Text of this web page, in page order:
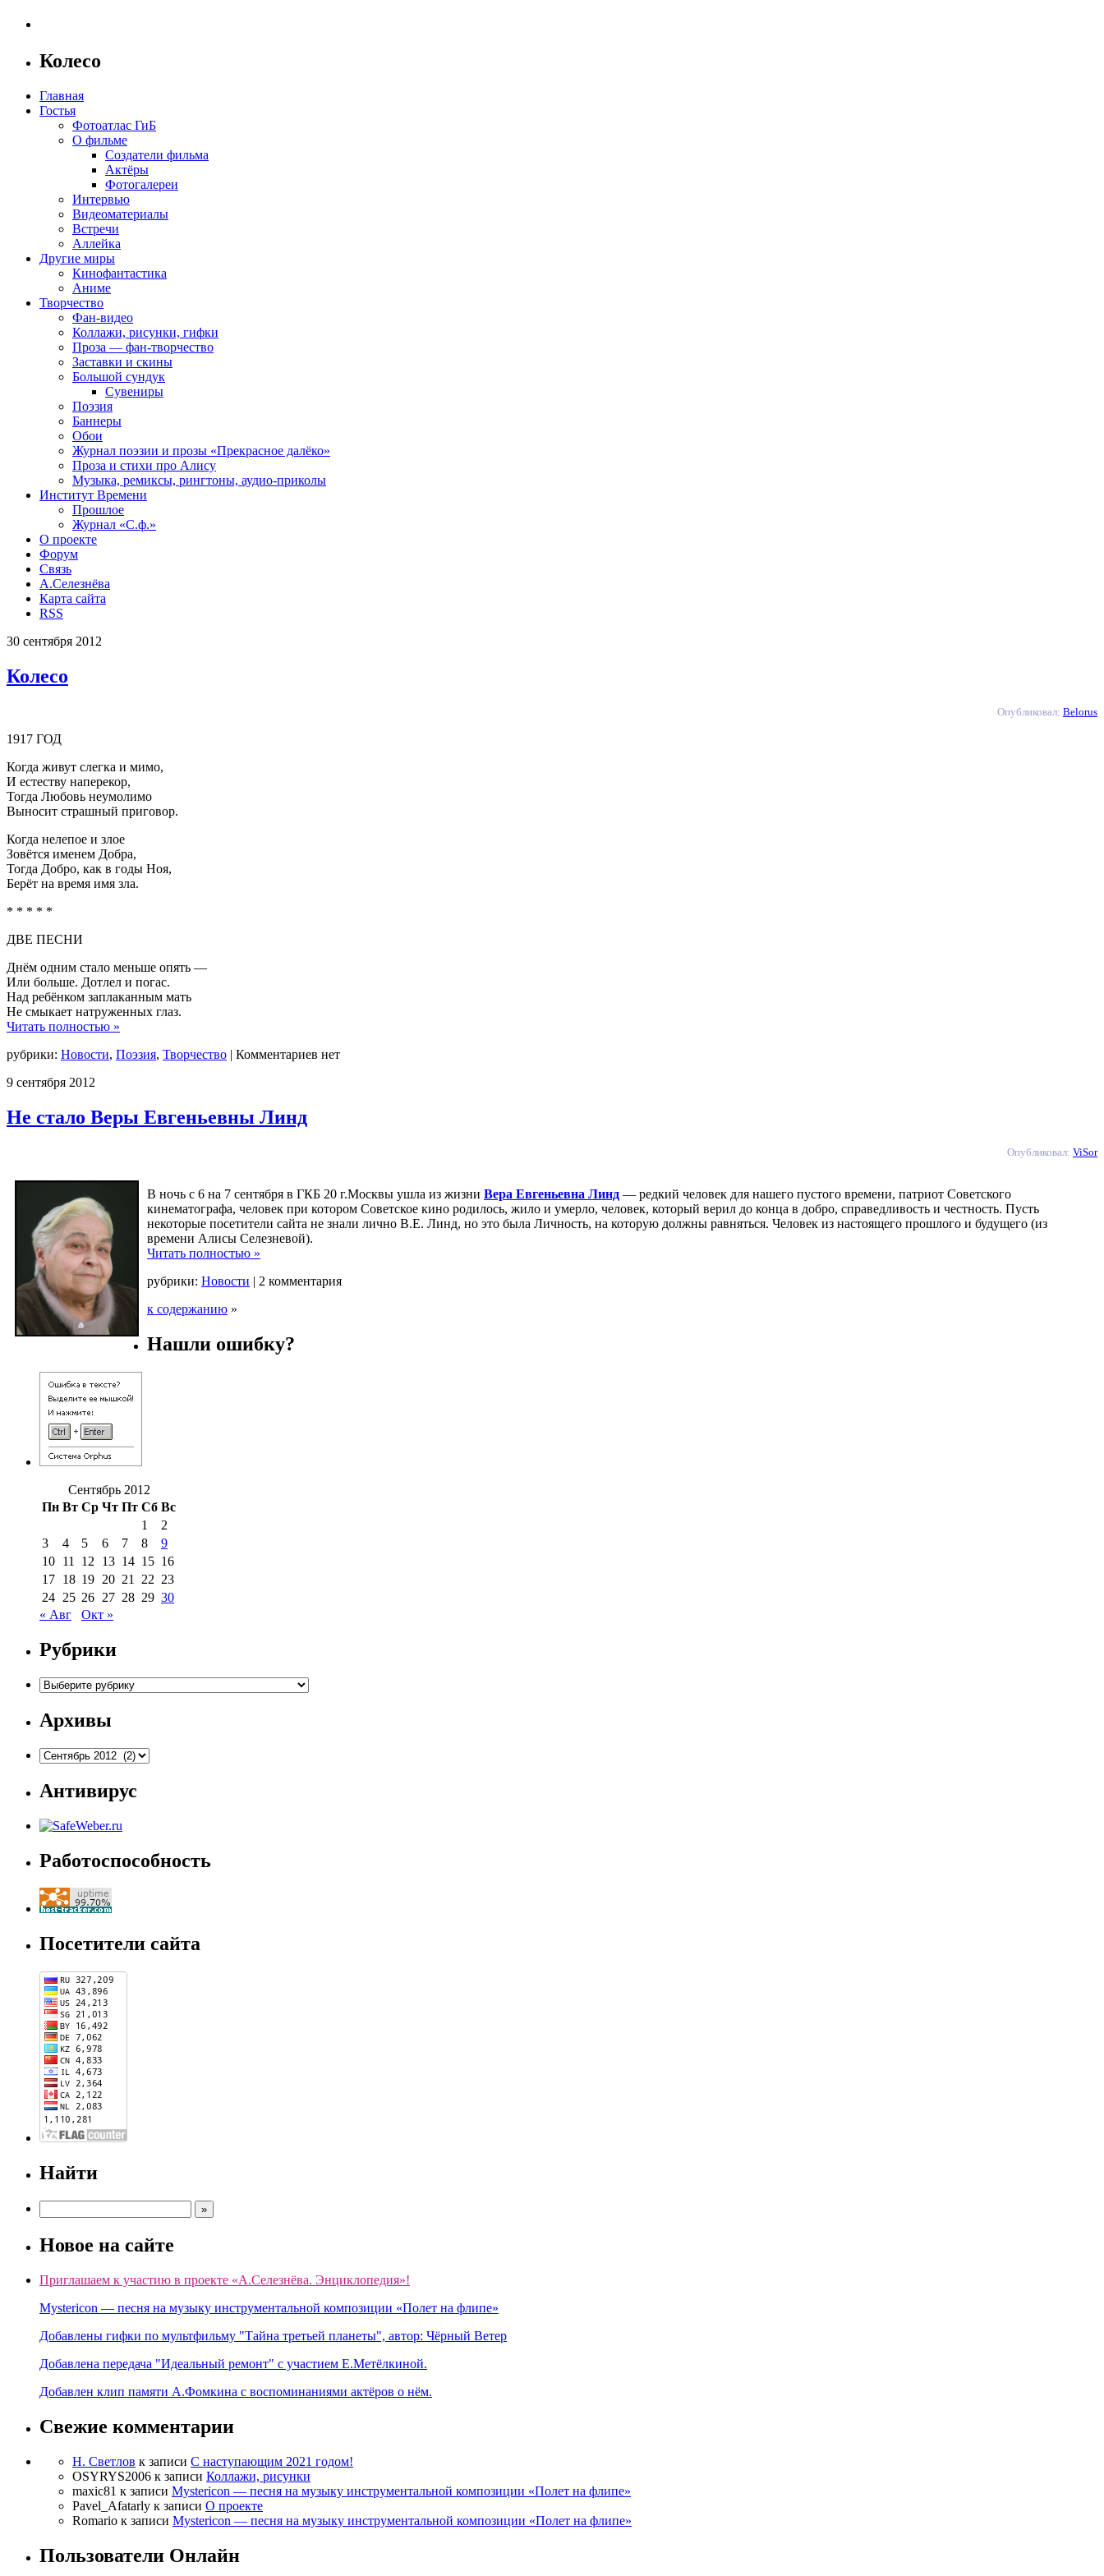
Колесо
Главная
Гостья
Фотоатлас ГиБ
О фильме
Создатели фильма
Актёры
Фотогалереи
Интервью
Видеоматериалы
Встречи
Аллейка
Другие миры
Кинофантастика
Аниме
Творчество
Фан-видео
Коллажи, рисунки, гифки
Проза — фан-творчество
Заставки и скины
Большой сундук
Сувениры
Поэзия
Баннеры
Обои
Журнал поэзии и прозы «Прекрасное далёко»
Проза и стихи про Алису
Музыка, ремиксы, рингтоны, аудио-приколы
Институт Времени
Прошлое
Журнал «С.ф.»
О проекте
Форум
Связь
А.Селезнёва
Карта сайта
RSS
30 сентября 2012
Колесо
Опубликовал: Belorus
1917 ГОД
Когда живут слегка и мимо,
И естеству наперекор,
Тогда Любовь неумолимо
Выносит страшный приговор.
Когда нелепое и злое
Зовётся именем Добра,
Тогда Добро, как в годы Ноя,
Берёт на время имя зла.
* * * * *
ДВЕ ПЕСНИ
Днём одним стало меньше опять —
Или больше. Дотлел и погас.
Над ребёнком заплаканным мать
Не смыкает натруженных глаз.
Читать полностью »
рубрики: Новости, Поэзия, Творчество | Комментариев нет
9 сентября 2012
Не стало Веры Евгеньевны Линд
Опубликовал: ViSor
В ночь с 6 на 7 сентября в ГКБ 20 г.Москвы ушла из жизни Вера Евгеньевна Линд — редкий человек для нашего пустого времени, патриот Советского
кинематографа, человек при котором Советское кино родилось, жило и умерло, человек, который верил до конца в добро, справедливость и честность. Пусть
некоторые посетители сайта не знали лично В.Е. Линд, но это была Личность, на которую должны равняться. Человек из настоящего прошлого и будущего (из
времени Алисы Селезневой).
Читать полностью »
рубрики: Новости | 2 комментария
к содержанию »
Нашли ошибку?
Сентябрь 2012
Пн Вт Ср Чт Пт Сб Вс
1
2
3
4 5 6 7 8
9
10 11 12 13 14 15 16
17 18 19 20 21 22 23
24 25 26 27 28 29 30
« Авг
Окт »
Рубрики
Рубрики
Архивы
Архивы
Антивирус
Работоспособность
Посетители сайта
Найти
Новое на сайте
Приглашаем к участию в проекте «А.Селезнёва. Энциклопедия»!
Mystericon — песня на музыку инструментальной композиции «Полет на флипе»
Добавлены гифки по мультфильму "Тайна третьей планеты", автор: Чёрный Ветер
Добавлена передача "Идеальный ремонт" с участием Е.Метёлкиной.
Добавлен клип памяти А.Фомкина с воспоминаниями актёров о нём.
Свежие комментарии
Н. Светлов к записи C наступающим 2021 годом!
OSYRYS2006 к записи Коллажи, рисунки
maxic81 к записи Mystericon — песня на музыку инструментальной композиции «Полет на флипе»
Pavel_Afatarly к записи О проекте
Romario к записи Mystericon — песня на музыку инструментальной композиции «Полет на флипе»
Пользователи Онлайн